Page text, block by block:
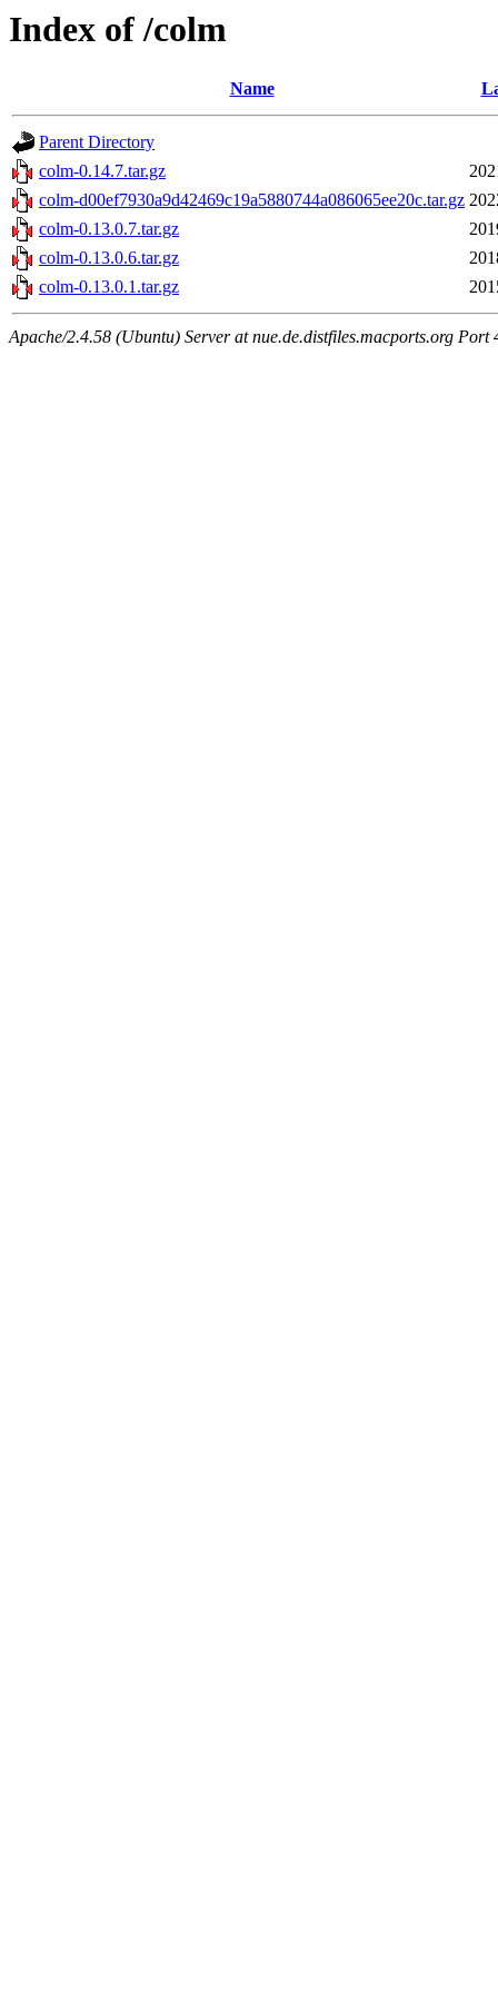
Index of /colm
Name
Parent Directory
colm-0.14.7.tar.gz
colm-d00ef7930a9d42469c19a5880744a086065ee20c.tar.gz
colm-0.13.0.7.tar.gz
colm-0.13.0.6.tar.gz
colm-0.13.0.1.tar.gz
Apache/2.4.58 (Ubuntu) Server at nue.de.distfiles.macports.org Port